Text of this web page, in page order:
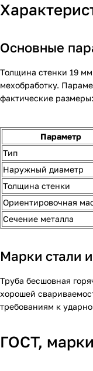
Основные
Толщина стенки 19
мехобработку.
фактические
Параметр
Тип
Наружный диаметр
Толщина стенки
Ориентировочная
Сечение металла
Марки стали
Труба бесшовная
хорошей
требованиям к
ГОСТ,